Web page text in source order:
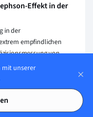
Effekt in der
in der
empfindlichen
von
und dient der
und Spannung
den
mit unserer